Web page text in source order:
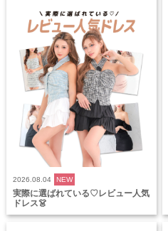
2026.08.04 NEW
実際に選ばれている♡レビュー人気
ドレス👗